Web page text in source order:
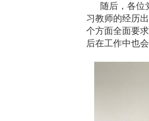
随后，各位
习教师的经历
个方面全面要
后在工作中也